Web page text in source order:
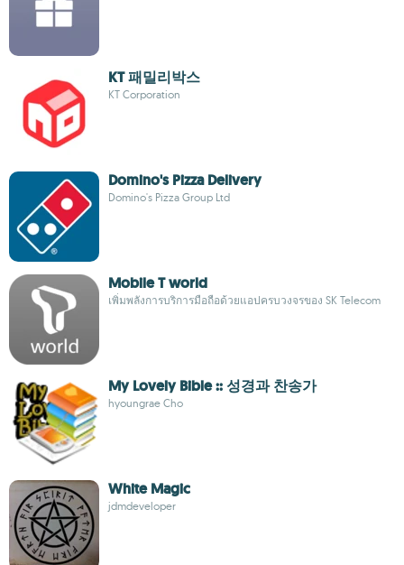
KT 패밀리박스
KT Corporation
Domino's Pizza Delivery
Domino's Pizza Group Ltd
Mobile T world
เพิ่มพลังการบริการมือถือด้วยแอปครบวงจรของ SK Telecom
My Lovely Bible :: 성경과 찬송가
hyoungrae Cho
White Magic
jdmdeveloper